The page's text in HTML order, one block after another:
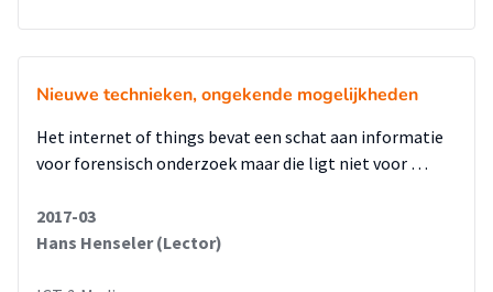
Nieuwe technieken, ongekende mogelijkheden
Het internet of things bevat een schat aan informatie
voor forensisch onderzoek maar die ligt niet voor …
2017-03
Hans Henseler (Lector)